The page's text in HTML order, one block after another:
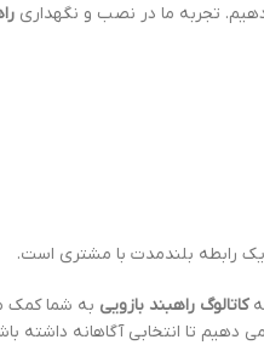
دهیم. تجربه ما در نصب و نگهداری
یک رابطه بلندمدت با مشتری است.
کاتالوگ راهبند بازویی به شما کمک
دهیم تا انتخابی آگاهانه داشته